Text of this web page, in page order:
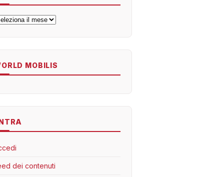
MOBILIS
dei contenuti